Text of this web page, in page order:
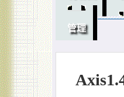
管理